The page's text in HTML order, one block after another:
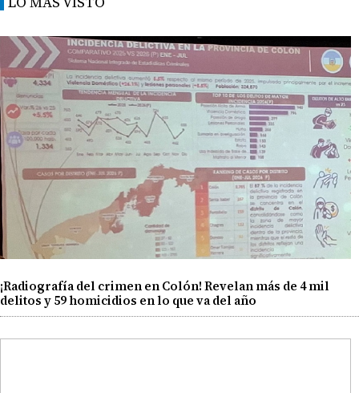
¡Radiografía del crimen en Colón! Revelan más de 4 mil
delitos y 59 homicidios en lo que va del año